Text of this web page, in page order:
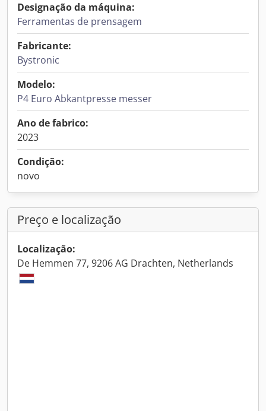
Designação da máquina:
Ferramentas de prensagem
Fabricante:
Bystronic
Modelo:
P4 Euro Abkantpresse messer
Ano de fabrico:
2023
Condição:
novo
Preço e localização
Localização:
De Hemmen 77, 9206 AG Drachten, Netherlands